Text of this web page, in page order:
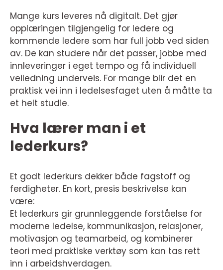
Mange kurs leveres nå digitalt. Det gjør
opplæringen tilgjengelig for ledere og
kommende ledere som har full jobb ved siden
av. De kan studere når det passer, jobbe med
innleveringer i eget tempo og få individuell
veiledning underveis. For mange blir det en
praktisk vei inn i ledelsesfaget uten å måtte ta
et helt studie.
Hva lærer man i et
lederkurs?
Et godt lederkurs dekker både fagstoff og
ferdigheter. En kort, presis beskrivelse kan
være:
Et lederkurs gir grunnleggende forståelse for
moderne ledelse, kommunikasjon, relasjoner,
motivasjon og teamarbeid, og kombinerer
teori med praktiske verktøy som kan tas rett
inn i arbeidshverdagen.